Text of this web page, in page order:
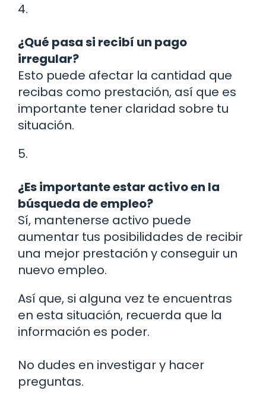
4.
¿Qué pasa si recibí un pago
irregular?
Esto puede afectar la cantidad que
recibas como prestación, así que es
importante tener claridad sobre tu
situación.
5.
¿Es importante estar activo en la
búsqueda de empleo?
Sí, mantenerse activo puede
aumentar tus posibilidades de recibir
una mejor prestación y conseguir un
nuevo empleo.
Así que, si alguna vez te encuentras
en esta situación, recuerda que la
información es poder.
No dudes en investigar y hacer
preguntas.